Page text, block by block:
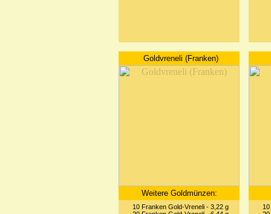
Goldvreneli (Franken)
Weitere Goldmünzen:
10 Franken Gold-Vreneli - 3,22 g